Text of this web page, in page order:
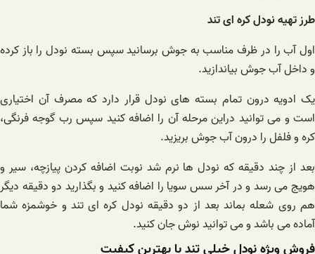
طرز تهیه نودل کره ای تند
اول آب را در ظرف مناسب به جوش برسانید سپس بسته نودل را باز کرده
و داخل آب جوش بیاندازید.
یک ادویه درون تمام بسته های نودل قرار دارد که مصرف آن اختیاری
است و می توانید دراین مرحله آن را اضافه کنید سپس رب گوجه فرنگی،
کره و فلفل را درون آب جوش بریزید.
بعد از چند دقیقه که نودل ها نرم شد نوبت اضافه کردن پیازچه، سیر و
هویج می رسد و در آخر سس سویا را اضافه کنید و بگذارید دو دقیقه دیگر
هم روی شعله بماند بعد از دو دقیقه نودل کره ای تند و خوشمزه شما
آماده می باشد و می توانید نوش جان کنید.
فروش ویژه نودل خیلی تند با بهترین کیفیت